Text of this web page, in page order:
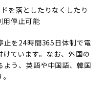
を落としたりなくしたり
用停止可能
止を24時間365日体制で電
ています。なお、外国の
う、英語や中国語、韓国